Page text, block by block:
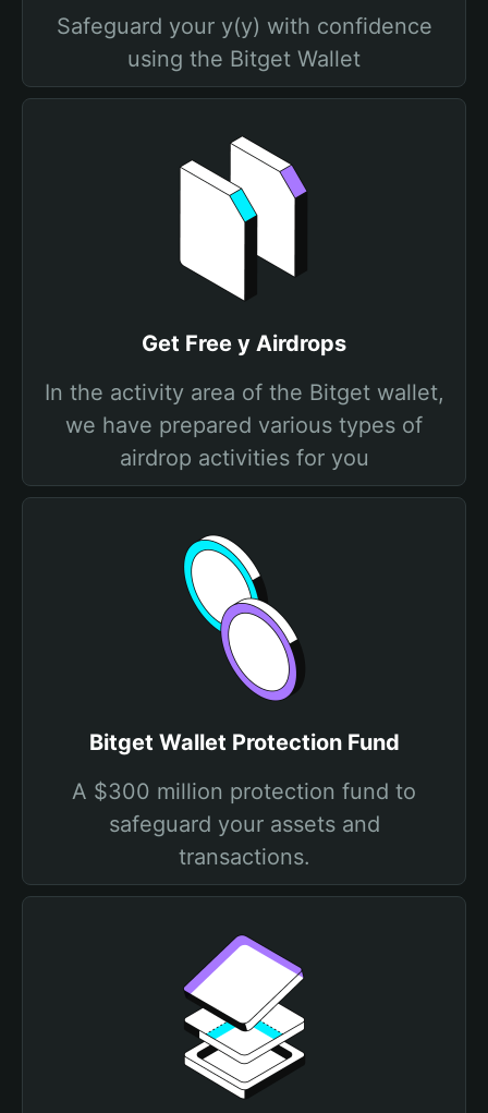
Safeguard your y(y) with confidence
using the Bitget Wallet
Get Free y Airdrops
In the activity area of the Bitget wallet,
we have prepared various types of
airdrop activities for you
Bitget Wallet Protection Fund
A $300 million protection fund to
safeguard your assets and
transactions.